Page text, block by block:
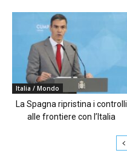
Italia / Mondo
La Spagna ripristina i controlli
alle frontiere con l’Italia